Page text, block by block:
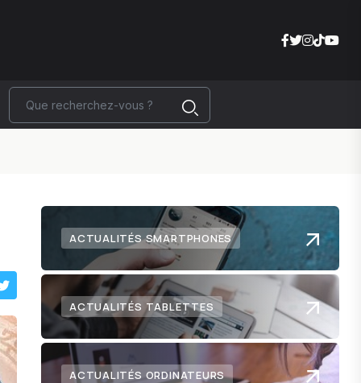
ACTUALITÉS SMARTPHONES
ACTUALITÉS TABLETTES
ACTUALITÉS ORDINATEURS